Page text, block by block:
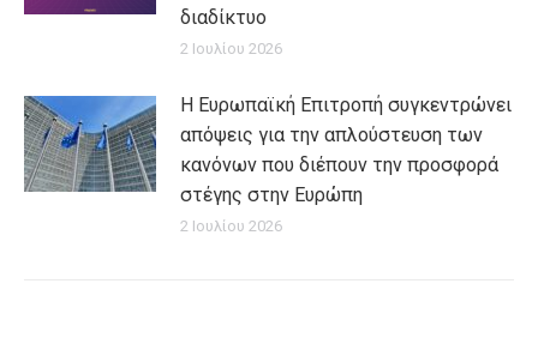
διαδίκτυο
2 Ιουλίου 2026
Η Ευρωπαϊκή Επιτροπή συγκεντρώνει
απόψεις για την απλούστευση των
κανόνων που διέπουν την προσφορά
στέγης στην Ευρώπη
2 Ιουλίου 2026